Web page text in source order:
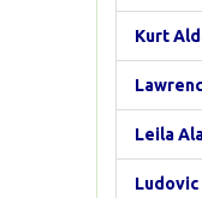
Kurt
Leila
Ludovic